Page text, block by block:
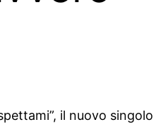
il nuovo singolo